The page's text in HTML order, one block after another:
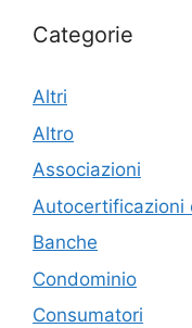
Categorie
Altri
Altro
Associazioni
Autocertificazioni
Banche
Condominio
Consumatori